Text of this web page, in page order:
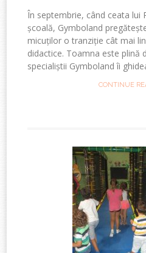
În septembrie, când ceata lui
școală, Gymboland
micuților o tranziție cât mai
didactice. Toamna este plină
specialiștii Gymboland îi
CONTINUE